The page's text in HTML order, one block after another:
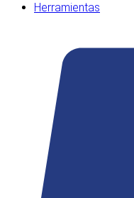
Herramientas